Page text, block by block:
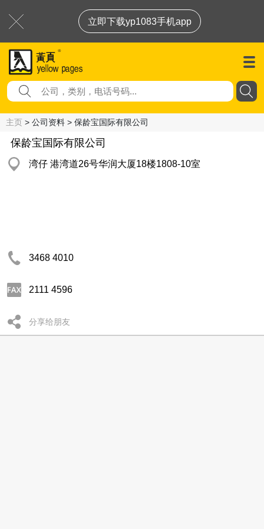
立即下载yp1083手机app
主页 > 公司资料 > 保龄宝国际有限公司
保龄宝国际有限公司
湾仔 港湾道26号华润大厦18楼1808-10室
3468 4010
2111 4596
分享给朋友